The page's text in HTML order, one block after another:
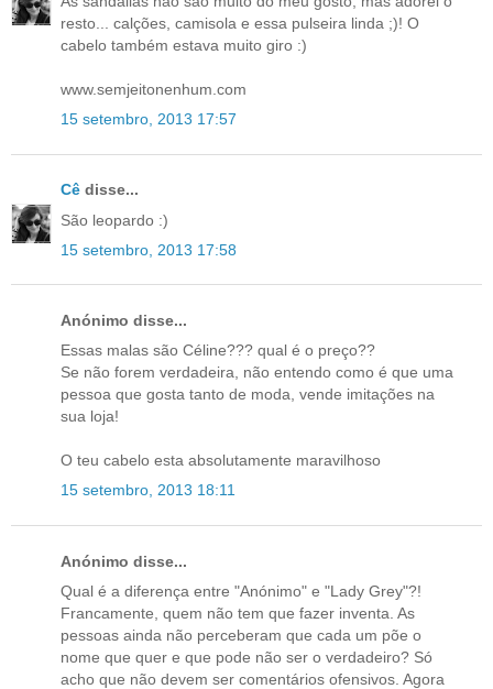
resto... calções, camisola e essa pulseira linda ;)! O
cabelo também estava muito giro :)
www.semjeitonenhum.com
15 setembro, 2013 17:57
Cê disse...
São leopardo :)
15 setembro, 2013 17:58
Anónimo disse...
Essas malas são Céline??? qual é o preço??
Se não forem verdadeira, não entendo como é que uma
pessoa que gosta tanto de moda, vende imitações na
sua loja!
O teu cabelo esta absolutamente maravilhoso
15 setembro, 2013 18:11
Anónimo disse...
Qual é a diferença entre "Anónimo" e "Lady Grey"?!
Francamente, quem não tem que fazer inventa. As
pessoas ainda não perceberam que cada um põe o
nome que quer e que pode não ser o verdadeiro? Só
acho que não devem ser comentários ofensivos. Agora